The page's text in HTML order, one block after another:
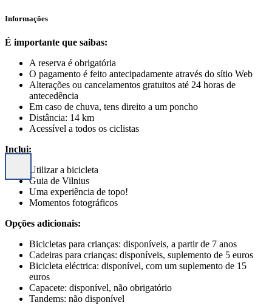
Informações
É importante que saibas:
A reserva é obrigatória
O pagamento é feito antecipadamente através do sítio Web
Alterações ou cancelamentos gratuitos até 24 horas de
antecedência
Em caso de chuva, tens direito a um poncho
Distância: 14 km
Acessível a todos os ciclistas
Inclui:
Utilizar a bicicleta
Guia de Vilnius
Uma experiência de topo!
Momentos fotográficos
Opções adicionais:
Bicicletas para crianças: disponíveis, a partir de 7 anos
Cadeiras para crianças: disponíveis, suplemento de 5 euros
Bicicleta eléctrica: disponível, com um suplemento de 15
euros
Capacete: disponível, não obrigatório
Tandems: não disponível